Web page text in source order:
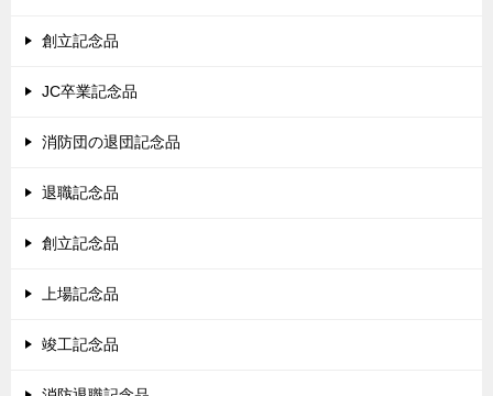
創立記念品
JC卒業記念品
消防団の退団記念品
退職記念品
創立記念品
上場記念品
竣工記念品